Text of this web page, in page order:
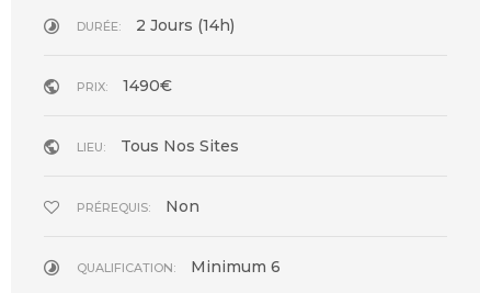
DURÉE: 2 Jours (14h)
PRIX: 1490€
LIEU: Tous Nos Sites
PRÉREQUIS: Non
QUALIFICATION: Minimum 6